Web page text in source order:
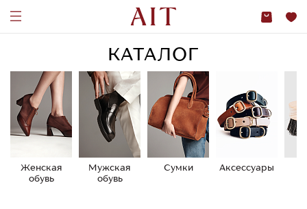
КАТАЛОГ
Женская
обувь
Мужская
обувь
Сумки Аксессуары